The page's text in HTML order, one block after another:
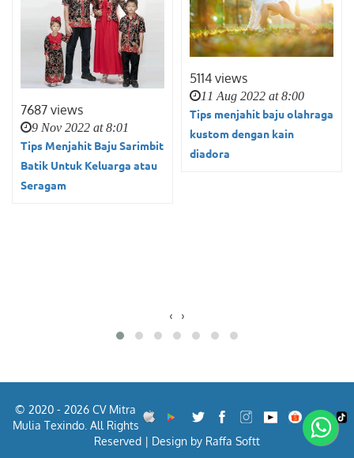
7687 views
9 Nov 2022 at 8:01
Tips Menjahit Baju Sarimbit
Batik Untuk Keluarga atau
Seragam
5114 views
11 Aug 2022 at 8:00
Tips menjahit baju olahraga
kustom dengan kain
diadora
‹ ›
© 2020 - 2026 CV Mitra
Mulia Texindo. All Rights
Reserved | Design by Raffa Softt